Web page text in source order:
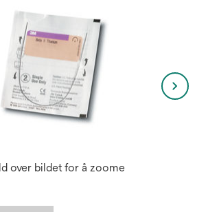
over bildet for å zoome